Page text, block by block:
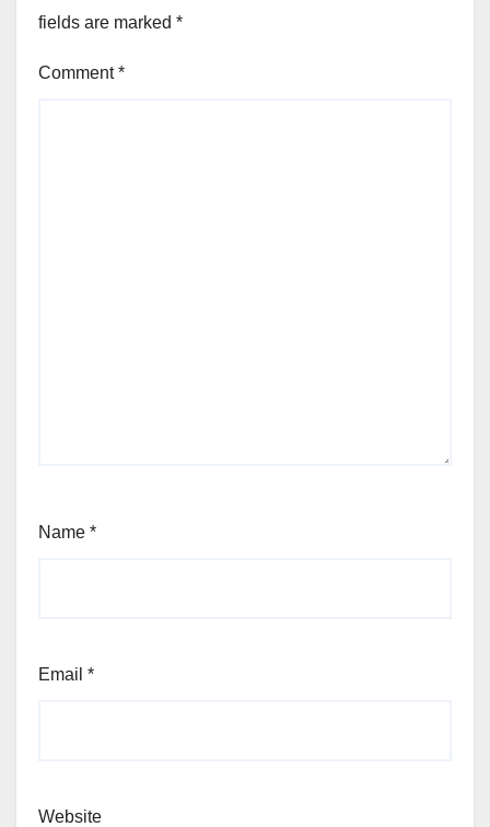
fields are marked *
Comment*
Name *
Email *
Website